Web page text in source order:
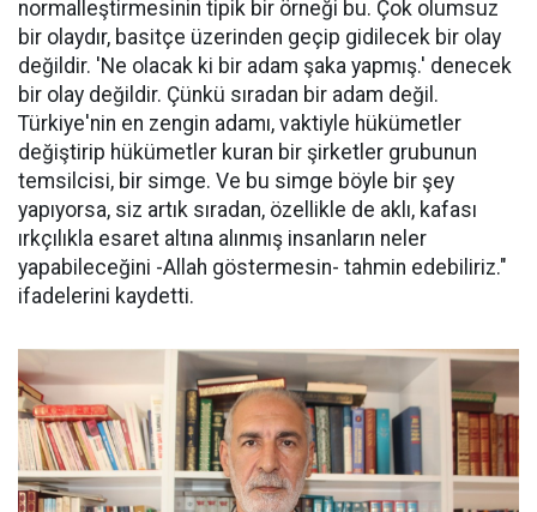
normalleştirmesinin tipik bir örneği bu. Çok olumsuz
bir olaydır, basitçe üzerinden geçip gidilecek bir olay
değildir. 'Ne olacak ki bir adam şaka yapmış.' denecek
bir olay değildir. Çünkü sıradan bir adam değil.
Türkiye'nin en zengin adamı, vaktiyle hükümetler
değiştirip hükümetler kuran bir şirketler grubunun
temsilcisi, bir simge. Ve bu simge böyle bir şey
yapıyorsa, siz artık sıradan, özellikle de aklı, kafası
ırkçılıkla esaret altına alınmış insanların neler
yapabileceğini -Allah göstermesin- tahmin edebiliriz."
ifadelerini kaydetti.